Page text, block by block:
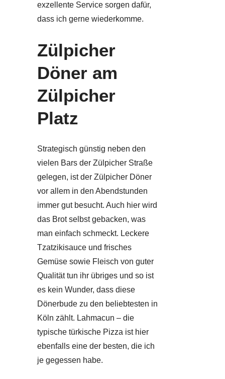
exzellente Service sorgen dafür,
dass ich gerne wiederkomme.
Zülpicher
Döner am
Zülpicher
Platz
Strategisch günstig neben den
vielen Bars der Zülpicher Straße
gelegen, ist der Zülpicher Döner
vor allem in den Abendstunden
immer gut besucht. Auch hier wird
das Brot selbst gebacken, was
man einfach schmeckt. Leckere
Tzatzikisauce und frisches
Gemüse sowie Fleisch von guter
Qualität tun ihr übriges und so ist
es kein Wunder, dass diese
Dönerbude zu den beliebtesten in
Köln zählt. Lahmacun – die
typische türkische Pizza ist hier
ebenfalls eine der besten, die ich
je gegessen habe.